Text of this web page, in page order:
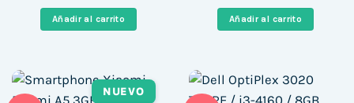
era:
1.556,89 €.
Añadir al carrito
era:
788,00 €.
Añadir al carrito
NUEVO